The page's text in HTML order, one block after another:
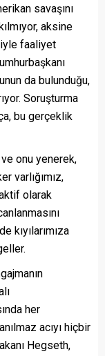
savaşını
aksine
faaliyet
da bulunduğu,
Soruşturma
bu gerçeklik
onu yenerek,
varlığımız,
olarak
kıyılarımıza
her
acıyı hiçbir
Hegseth,